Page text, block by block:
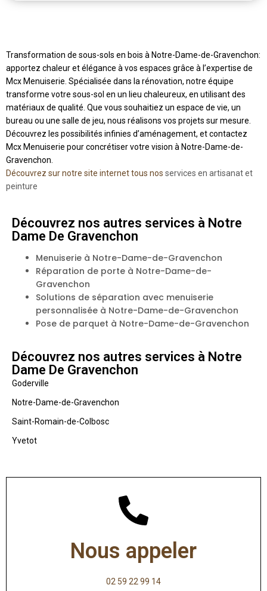
Transformation de sous-sols en bois à Notre-Dame-de-Gravenchon:
apportez chaleur et élégance à vos espaces grâce à l’expertise de
Mcx Menuiserie. Spécialisée dans la rénovation, notre équipe
transforme votre sous-sol en un lieu chaleureux, en utilisant des
matériaux de qualité. Que vous souhaitiez un espace de vie, un
bureau ou une salle de jeu, nous réalisons vos projets sur mesure.
Découvrez les possibilités infinies d’aménagement, et contactez
Mcx Menuiserie pour concrétiser votre vision à Notre-Dame-de-
Gravenchon.
Découvrez sur notre site internet tous nos services en artisanat et
peinture
Découvrez nos autres services à Notre
Dame De Gravenchon
Menuiserie à Notre-Dame-de-Gravenchon
Réparation de porte à Notre-Dame-de-
Gravenchon
Solutions de séparation avec menuiserie
personnalisée à Notre-Dame-de-Gravenchon
Pose de parquet à Notre-Dame-de-Gravenchon
Découvrez nos autres services à Notre
Dame De Gravenchon
Goderville
Notre-Dame-de-Gravenchon
Saint-Romain-de-Colbosc
Yvetot
Nous appeler
02 59 22 99 14